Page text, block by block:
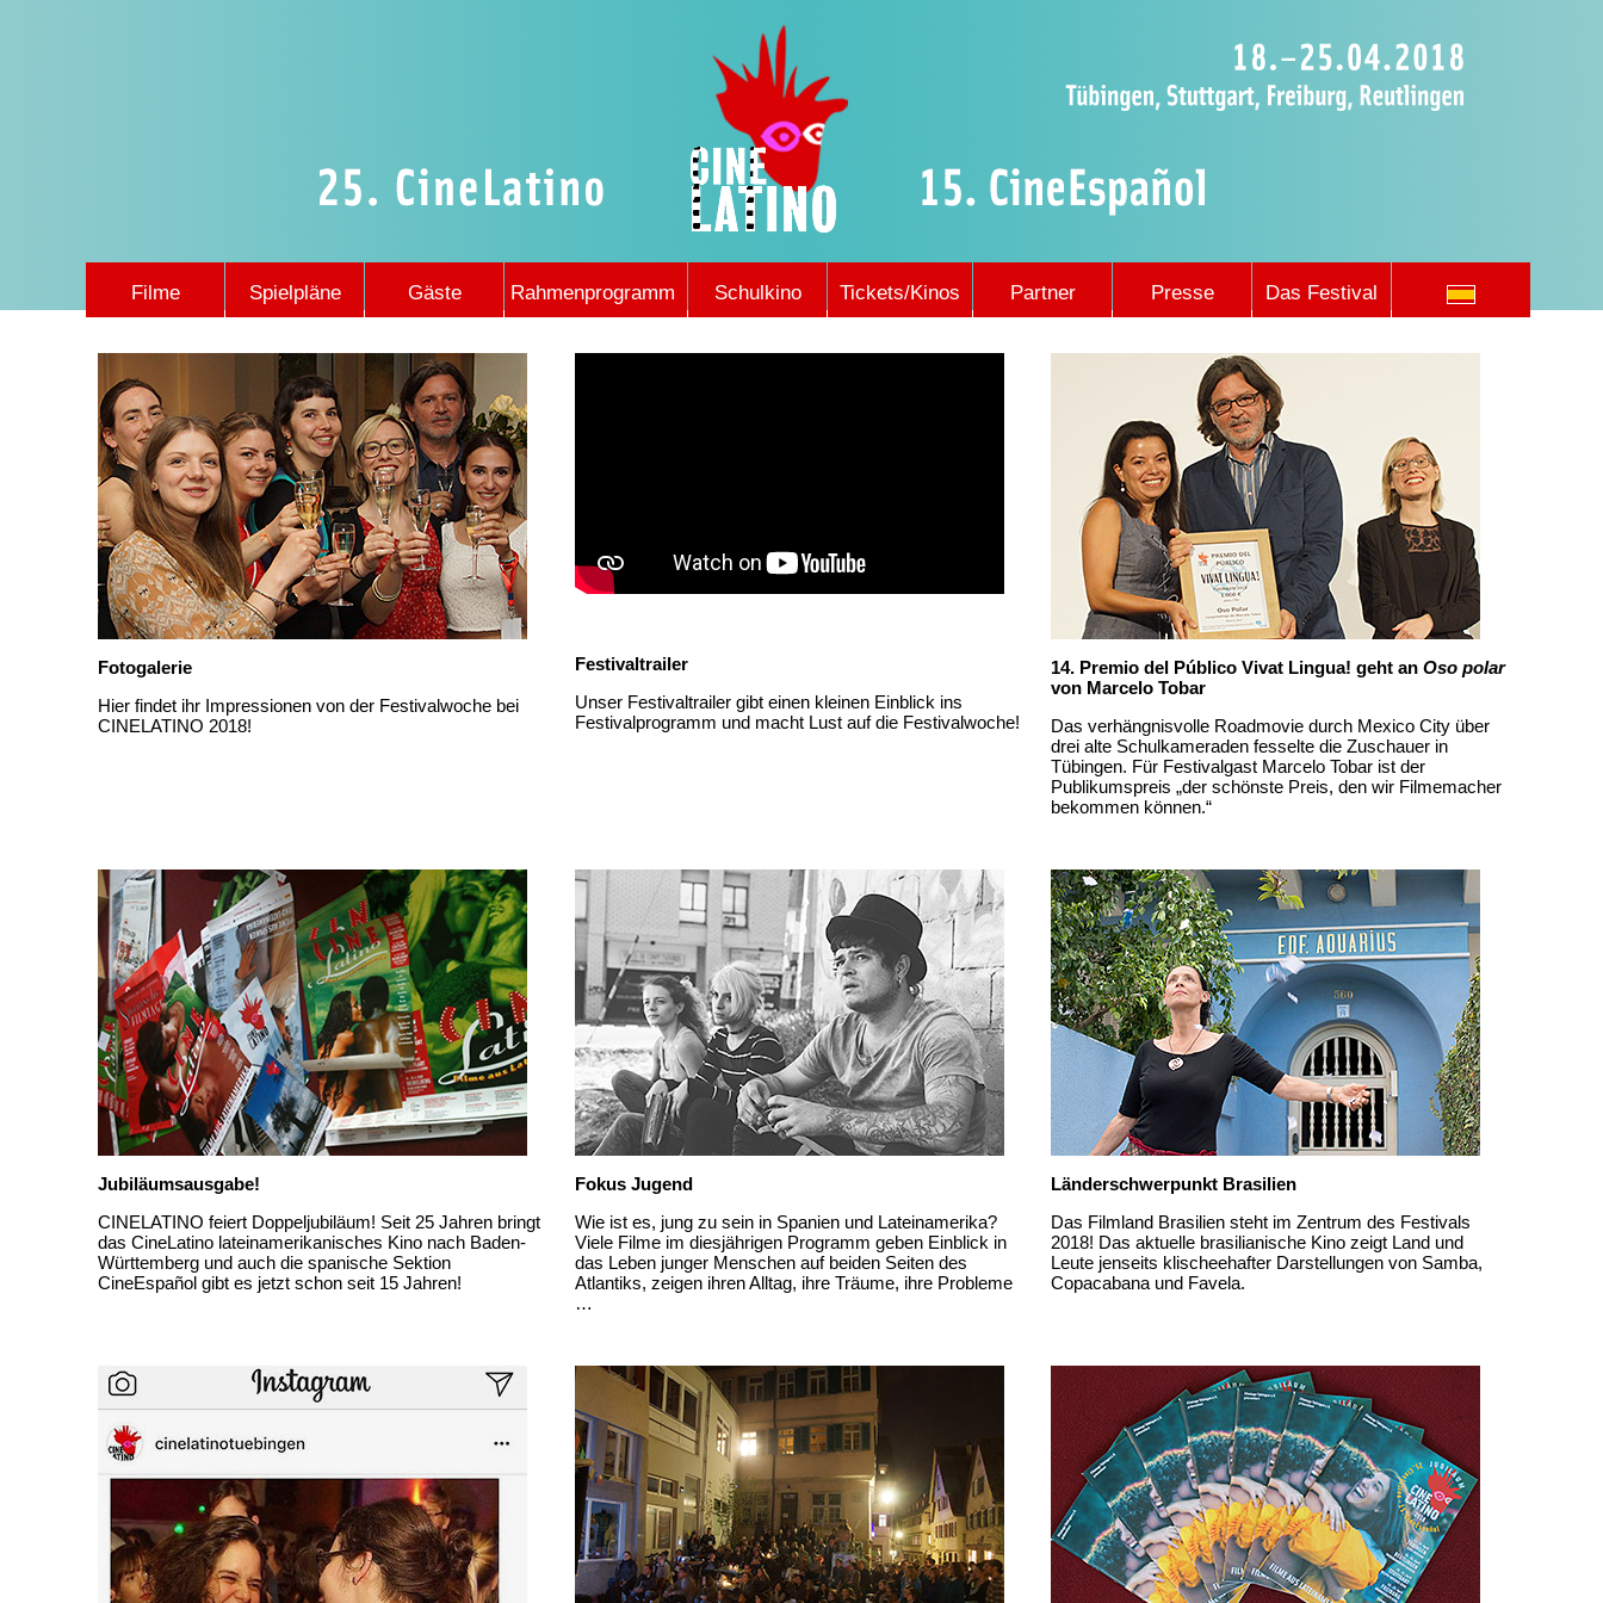
Filme Spielpläne Gäste Rahmenprogramm Schulkino Tickets/Kinos Partner Presse Das Festival
Fotogalerie
Hier findet ihr Impressionen von der Festivalwoche bei
CINELATINO 2018!
Festivaltrailer
Unser Festivaltrailer gibt einen kleinen Einblick ins
Festivalprogramm und macht Lust auf die Festivalwoche!
14. Premio del Público Vivat Lingua! geht anOso polar
von Marcelo Tobar
Das verhängnisvolle Roadmovie durch Mexico City über
drei alte Schulkameraden fesselte die Zuschauer in
Tübingen. Für Festivalgast Marcelo Tobar ist der
Publikumspreis „der schönste Preis, den wir Filmemacher
bekommen können.“
Jubiläumsausgabe!
CINELATINO feiert Doppeljubiläum! Seit 25 Jahren bringt
das CineLatino lateinamerikanisches Kino nach Baden-
Württemberg und auch die spanische Sektion
CineEspañol gibt es jetzt schon seit 15 Jahren!
Fokus Jugend
Wie ist es, jung zu sein in Spanien und Lateinamerika?
Viele Filme im diesjährigen Programm geben Einblick in
das Leben junger Menschen auf beiden Seiten des
Atlantiks, zeigen ihren Alltag, ihre Träume, ihre Probleme
…
Länderschwerpunkt Brasilien
Das Filmland Brasilien steht im Zentrum des Festivals
2018! Das aktuelle brasilianische Kino zeigt Land und
Leute jenseits klischeehafter Darstellungen von Samba,
Copacabana und Favela.